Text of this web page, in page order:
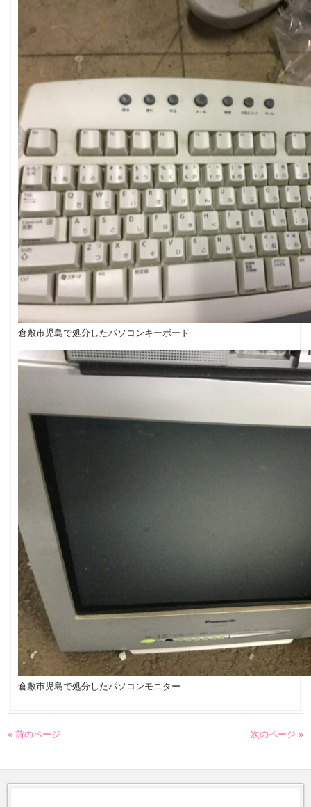
倉敷市児島で処分したパソコンキーボード
倉敷市児島で処分したパソコンモニター
« 前のページ 次のページ »